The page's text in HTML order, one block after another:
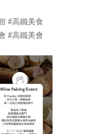
#高鐵美食
#高鐵美會